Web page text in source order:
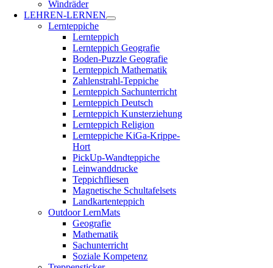
Windräder
LEHREN-LERNEN
Lernteppiche
Lernteppich
Lernteppich Geografie
Boden-Puzzle Geografie
Lernteppich Mathematik
Zahlenstrahl-Teppiche
Lernteppich Sachunterricht
Lernteppich Deutsch
Lernteppich Kunsterziehung
Lernteppich Religion
Lernteppiche KiGa-Krippe-
Hort
PickUp-Wandteppiche
Leinwanddrucke
Teppichfliesen
Magnetische Schultafelsets
Landkartenteppich
Outdoor LernMats
Geografie
Mathematik
Sachunterricht
Soziale Kompetenz